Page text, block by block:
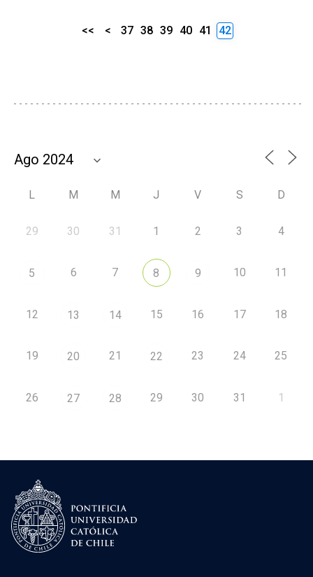
<< < 37 38 39 40 41 42
L M M J V S D
29 30 31 1 2 3 4
5 6 7 8 9 10 11
12 13 14 15 16 17 18
19 20 21 22 23 24 25
26 27 28 29 30 31 1